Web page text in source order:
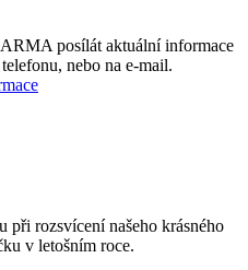
posílát aktuální informace
nebo na e-mail.
rozsvícení našeho krásného
v letošním roce.